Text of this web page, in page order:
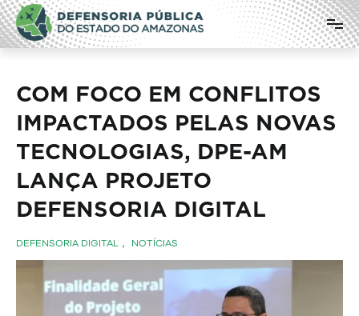
Pular
para
o
conteúdo
Defensoria Pública do Estado do
Amazonas
COM FOCO EM CONFLITOS
IMPACTADOS PELAS NOVAS
TECNOLOGIAS, DPE-AM
LANÇA PROJETO
DEFENSORIA DIGITAL
DEFENSORIA DIGITAL , NOTÍCIAS